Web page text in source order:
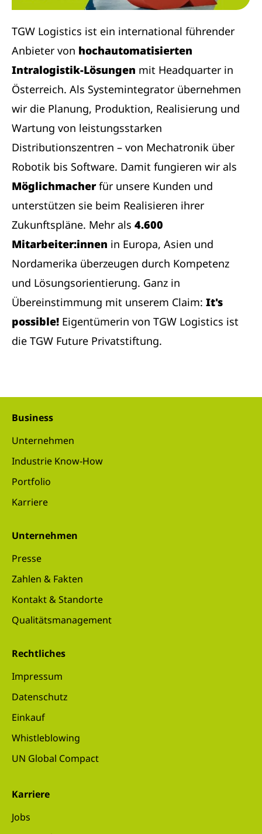
TGW Logistics ist ein international führender
Anbieter von hochautomatisierten
Intralogistik-Lösungen mit Headquarter in
Österreich. Als Systemintegrator übernehmen
wir die Planung, Produktion, Realisierung und
Wartung von leistungsstarken
Distributionszentren – von Mechatronik über
Robotik bis Software. Damit fungieren wir als
Möglichmacherfür unsere Kunden und
unterstützen sie beim Realisieren ihrer
Zukunftspläne. Mehr als 4.600
Mitarbeiter:innen in Europa, Asien und
Nordamerika überzeugen durch Kompetenz
und Lösungsorientierung. Ganz in
Übereinstimmung mit unserem Claim: It's
possible! Eigentümerin von TGW Logistics ist
die TGW Future Privatstiftung.
Business
Unternehmen
Industrie Know-How
Portfolio
Karriere
Unternehmen
Presse
Zahlen & Fakten
Kontakt & Standorte
Qualitätsmanagement
Rechtliches
Impressum
Datenschutz
Einkauf
Whistleblowing
UN Global Compact
Karriere
Jobs